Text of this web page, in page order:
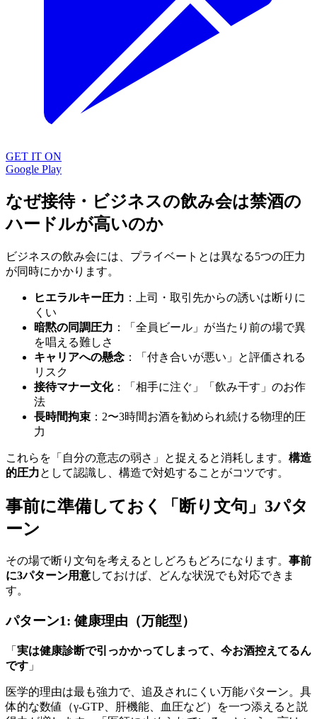
GET IT ON
Google Play
なぜ接待・ビジネスの飲み会は禁酒の
ハードルが高いのか
ビジネスの飲み会には、プライベートとは異なる5つの圧力
が同時にかかります。
ヒエラルキー圧力 ：上司・取引先からの誘いは断りに
くい
暗黙の同調圧力 ：「全員ビール」が当たり前の場で異
を唱える難しさ
キャリアへの懸念 ：「付き合いが悪い」と評価される
リスク
接待マナー文化：「相手に注ぐ」「飲み干す」のお作
法
長時間拘束 ：2〜3時間お酒を勧められ続ける物理的圧
力
これらを「自分の意志の弱さ」と捉えると消耗します。 構造
的圧力として認識し、構造で対処することがコツです。
事前に準備しておく「断り文句」3パタ
ーン
その場で断り文句を考えるとしどろもどろになります。 事前
に3パターン用意しておけば、どんな状況でも対応できま
す。
パターン1: 健康理由（万能型）
「 実は健康診断で引っかかってしまって、今お酒控えてるん
です 」
医学的理由は最も強力で、追及されにくい万能パターン。具
体的な数値（γ-GTP、肝機能、血圧など）を一つ添えると説